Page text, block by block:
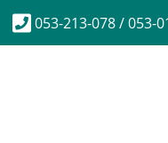
053-213-078 / 053-